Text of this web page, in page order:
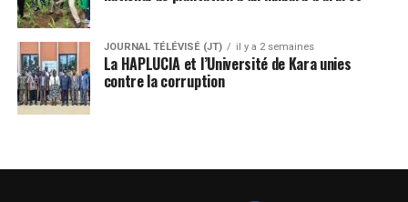
JOURNAL TÉLÉVISÉ (JT) il y a 2 semaines
La HAPLUCIA et l’Université de Kara unies
contre la corruption